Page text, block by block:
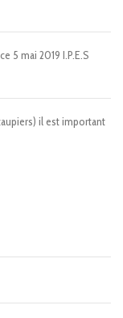
5 mai 2019 I.P.E.S
il est important